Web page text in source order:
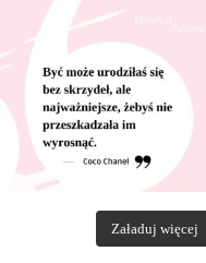
Załaduj więcej